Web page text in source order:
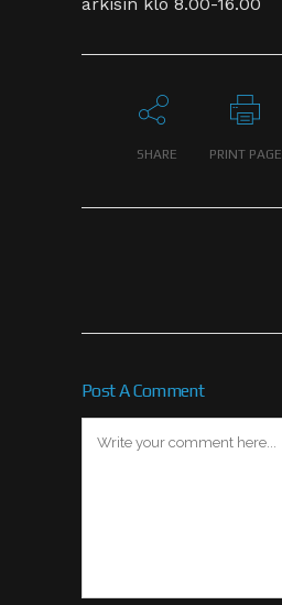
SHARE PRINT PAGE
Post A Comment